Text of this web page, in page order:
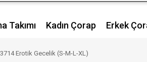
Takımı Kadın Çorap Erkek
Erotik Gecelik (S-M-L-XL)